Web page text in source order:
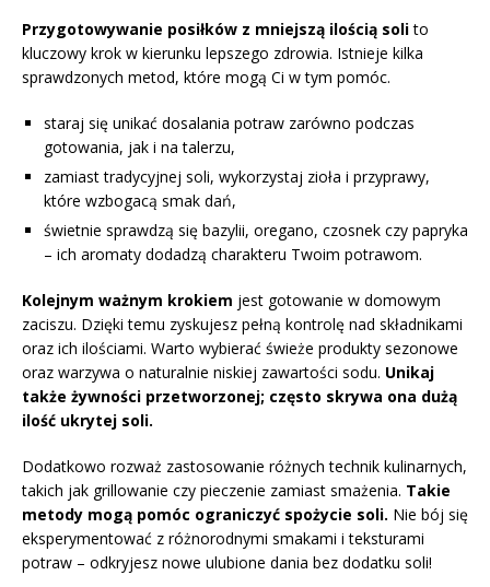
Przygotowywanie posiłków z mniejszą ilością solito
kluczowy krok w kierunku lepszego zdrowia. Istnieje kilka
sprawdzonych metod, które mogą Ci w tym pomóc.
staraj się unikać dosalania potraw zarówno podczas
gotowania, jak i na talerzu,
zamiast tradycyjnej soli, wykorzystaj zioła i przyprawy,
które wzbogacą smak dań,
świetnie sprawdzą się bazylii, oregano, czosnek czy papryka
– ich aromaty dodadzą charakteru Twoim potrawom.
Kolejnym ważnym krokiem jest gotowanie w domowym
zaciszu. Dzięki temu zyskujesz pełną kontrolę nad składnikami
oraz ich ilościami. Warto wybierać świeże produkty sezonowe
oraz warzywa o naturalnie niskiej zawartości sodu. Unikaj
także żywności przetworzonej; często skrywa ona dużą
ilość ukrytej soli.
Dodatkowo rozważ zastosowanie różnych technik kulinarnych,
takich jak grillowanie czy pieczenie zamiast smażenia. Takie
metody mogą pomóc ograniczyć spożycie soli. Nie bój się
eksperymentować z różnorodnymi smakami i teksturami
potraw – odkryjesz nowe ulubione dania bez dodatku soli!